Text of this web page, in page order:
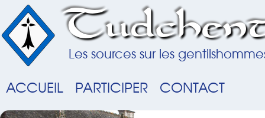
Les sources sur les
ACCUEIL PARTICIPER CONTACT